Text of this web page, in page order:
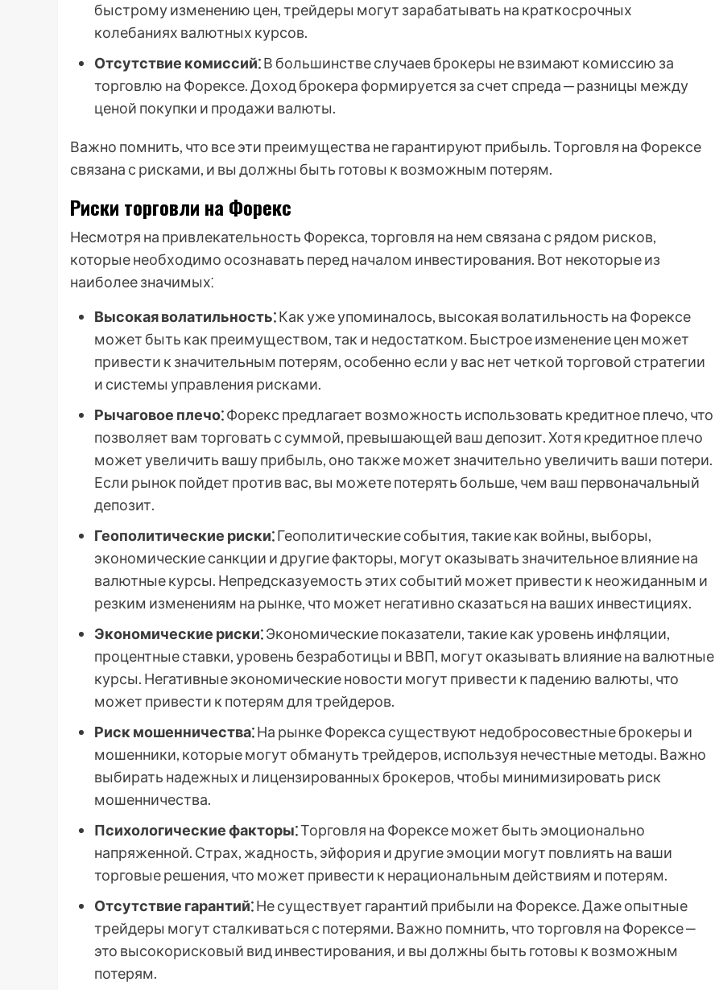
быстрому изменению цен, трейдеры могут зарабатывать на краткосрочных
колебаниях валютных курсов.
Отсутствие комиссий⁚В большинстве случаев брокеры не взимают комиссию за
торговлю на Форексе. Доход брокера формируется за счет спреда ─ разницы между
ценой покупки и продажи валюты.
Важно помнить, что все эти преимущества не гарантируют прибыль. Торговля на Форексе
связана с рисками, и вы должны быть готовы к возможным потерям.
Риски торговли на Форекс
Несмотря на привлекательность Форекса, торговля на нем связана с рядом рисков,
которые необходимо осознавать перед началом инвестирования. Вот некоторые из
наиболее значимых⁚
Высокая волатильность⁚Как уже упоминалось, высокая волатильность на Форексе
может быть как преимуществом, так и недостатком. Быстрое изменение цен может
привести к значительным потерям, особенно если у вас нет четкой торговой стратегии
и системы управления рисками.
Рычаговое плечо⁚Форекс предлагает возможность использовать кредитное плечо, что
позволяет вам торговать с суммой, превышающей ваш депозит. Хотя кредитное плечо
может увеличить вашу прибыль, оно также может значительно увеличить ваши потери.
Если рынок пойдет против вас, вы можете потерять больше, чем ваш первоначальный
депозит.
Геополитические риски⁚Геополитические события, такие как войны, выборы,
экономические санкции и другие факторы, могут оказывать значительное влияние на
валютные курсы. Непредсказуемость этих событий может привести к неожиданным и
резким изменениям на рынке, что может негативно сказаться на ваших инвестициях.
Экономические риски⁚Экономические показатели, такие как уровень инфляции,
процентные ставки, уровень безработицы и ВВП, могут оказывать влияние на валютные
курсы. Негативные экономические новости могут привести к падению валюты, что
может привести к потерям для трейдеров.
Риск мошенничества⁚На рынке Форекса существуют недобросовестные брокеры и
мошенники, которые могут обмануть трейдеров, используя нечестные методы. Важно
выбирать надежных и лицензированных брокеров, чтобы минимизировать риск
мошенничества.
Психологические факторы⁚Торговля на Форексе может быть эмоционально
напряженной. Страх, жадность, эйфория и другие эмоции могут повлиять на ваши
торговые решения, что может привести к нерациональным действиям и потерям.
Отсутствие гарантий⁚Не существует гарантий прибыли на Форексе. Даже опытные
трейдеры могут сталкиваться с потерями. Важно помнить, что торговля на Форексе ‒
это высокорисковый вид инвестирования, и вы должны быть готовы к возможным
потерям.